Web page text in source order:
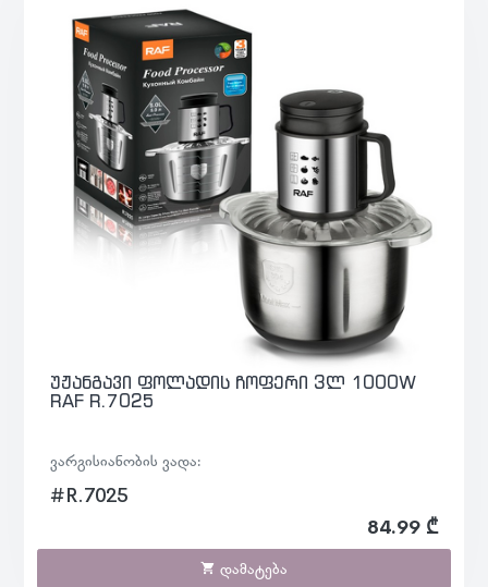
უჟანგავი ფოლადის ჩოფერი 3ლ 1000W
RAF R.7025
ვარგისიანობის ვადა:
#R.7025
84.99 ₾
დამატება